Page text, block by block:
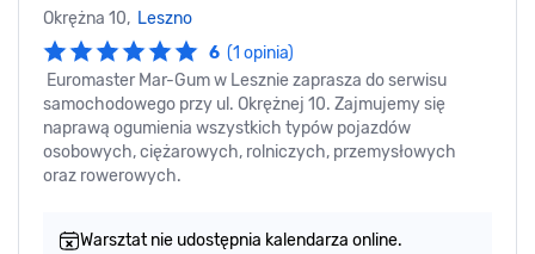
Okrężna 10, Leszno
6 (1 opinia)
Euromaster Mar-Gum w Lesznie zaprasza do serwisu
samochodowego przy ul. Okrężnej 10. Zajmujemy się
naprawą ogumienia wszystkich typów pojazdów
osobowych, ciężarowych, rolniczych, przemysłowych
oraz rowerowych.
Warsztat nie udostępnia kalendarza online.